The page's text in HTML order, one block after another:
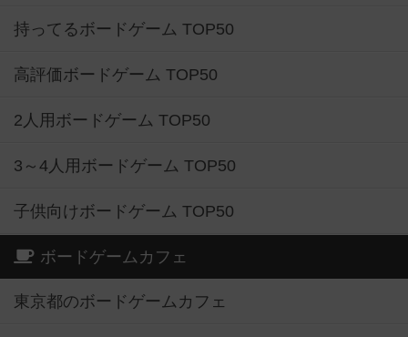
持ってるボードゲーム TOP50
高評価ボードゲーム TOP50
2人用ボードゲーム TOP50
3～4人用ボードゲーム TOP50
子供向けボードゲーム TOP50
ボードゲームカフェ
東京都のボードゲームカフェ